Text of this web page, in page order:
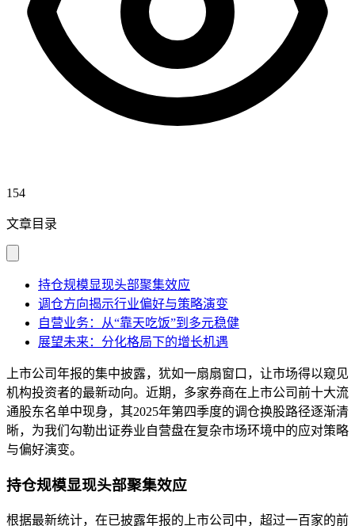
154
文章目录
持仓规模显现头部聚集效应
调仓方向揭示行业偏好与策略演变
自营业务：从“靠天吃饭”到多元稳健
展望未来：分化格局下的增长机遇
上市公司年报的集中披露，犹如一扇扇窗口，让市场得以窥见
机构投资者的最新动向。近期，多家券商在上市公司前十大流
通股东名单中现身，其2025年第四季度的调仓换股路径逐渐清
晰，为我们勾勒出证券业自营盘在复杂市场环境中的应对策略
与偏好演变。
持仓规模显现头部聚集效应
根据最新统计，在已披露年报的上市公司中，超过一百家的前